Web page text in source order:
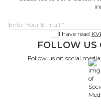
I have read
FOLLOW US
Follow us on social